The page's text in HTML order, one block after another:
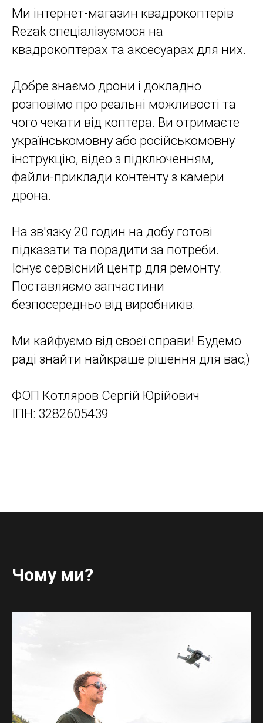
Ми інтернет-магазин квадрокоптерів
Rezak спеціалізуємося на
квадрокоптерах та аксесуарах для них.
Добре знаємо дрони і докладно
розповімо про реальні можливості та
чого чекати від коптера. Ви отримаєте
українськомовну або російськомовну
інструкцію, відео з підключенням,
файли-приклади контенту з камери
дрона.
На зв'язку 20 годин на добу готові
підказати та порадити за потреби.
Існує сервісний центр для ремонту.
Поставляємо запчастини
безпосередньо від виробників.
Ми кайфуємо від своєї справи! Будемо
раді знайти найкраще рішення для вас;)
ФОП Котляров Сергій Юрійович
ІПН: 3282605439
Чому ми?